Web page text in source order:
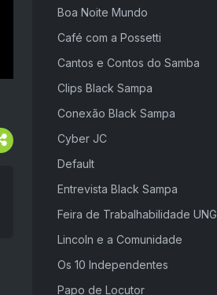
Boa Noite Mundo
Café com a Possetti
Cantos e Contos do Samba
Clips Black Sampa
Conexão Black Sampa
Cyber JC
Default
Entrevista Black Sampa
Feira de Trabalhabilidade UNG
Lincoln e a Comunidade
Os 10 Independentes
Papo de Locutor